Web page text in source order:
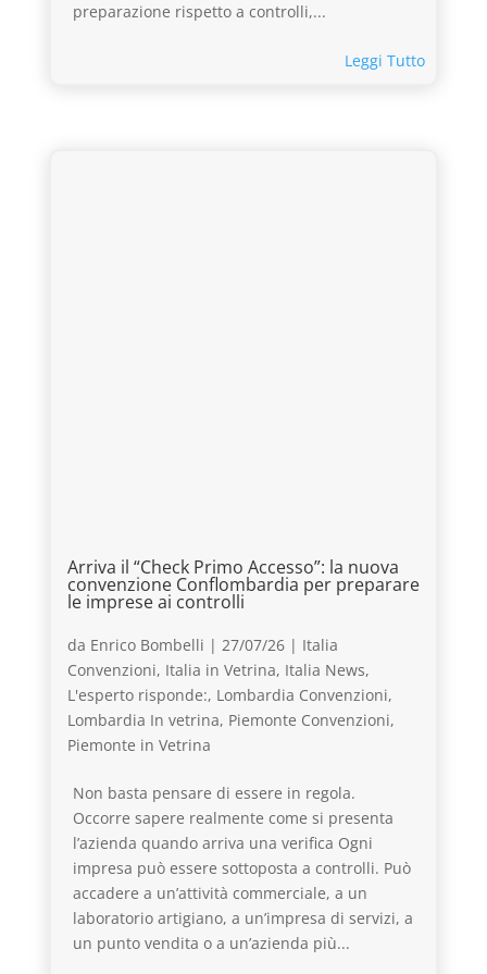
preparazione rispetto a controlli,...
Leggi Tutto
Arriva il “Check Primo Accesso”: la nuova
convenzione Conflombardia per preparare
le imprese ai controlli
da Enrico Bombelli | 27/07/26| Italia
Convenzioni, Italia in Vetrina, Italia News,
L'esperto risponde:, Lombardia Convenzioni,
Lombardia In vetrina, Piemonte Convenzioni,
Piemonte in Vetrina
Non basta pensare di essere in regola.
Occorre sapere realmente come si presenta
l’azienda quando arriva una verifica Ogni
impresa può essere sottoposta a controlli. Può
accadere a un’attività commerciale, a un
laboratorio artigiano, a un’impresa di servizi, a
un punto vendita o a un’azienda più...